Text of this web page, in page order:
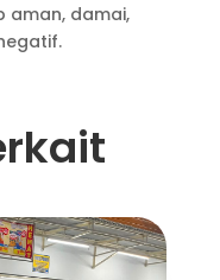
aman, damai,